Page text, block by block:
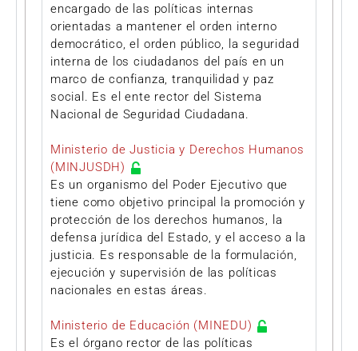
encargado de las políticas internas
orientadas a mantener el orden interno
democrático, el orden público, la seguridad
interna de los ciudadanos del país en un
marco de confianza, tranquilidad y paz
social. Es el ente rector del Sistema
Nacional de Seguridad Ciudadana.
Ministerio de Justicia y Derechos Humanos
(MINJUSDH)
Es un organismo del Poder Ejecutivo que
tiene como objetivo principal la promoción y
protección de los derechos humanos, la
defensa jurídica del Estado, y el acceso a la
justicia. Es responsable de la formulación,
ejecución y supervisión de las políticas
nacionales en estas áreas.
Ministerio de Educación (MINEDU)
Es el órgano rector de las políticas